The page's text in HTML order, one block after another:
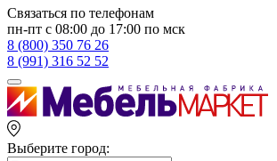
Связаться по телефонам
пн-пт с 08:00 до 17:00 по мск
8 (800) 350 76 26
8 (991) 316 52 52
Выберите город: